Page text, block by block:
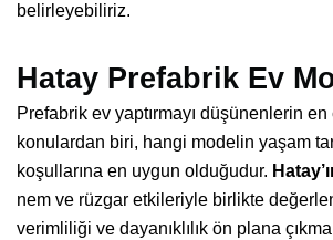
belirleyebiliriz.
Hatay Prefabrik Ev
Prefabrik ev yaptırmayı düşünenlerin
konulardan biri, hangi modelin yaşam
koşullarına en uygun olduğudur.
nem ve rüzgar etkileriyle birlikte
verimliliği ve dayanıklılık ön plana